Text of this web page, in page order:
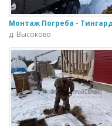
д. Высоково